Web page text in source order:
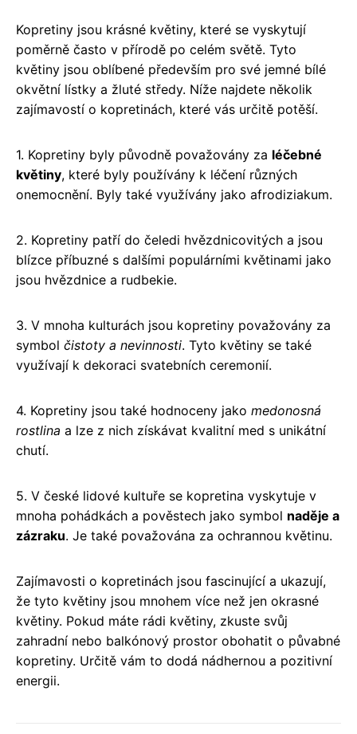
Kopretiny jsou krásné květiny, které se vyskytují
poměrně často v přírodě po celém světě. Tyto
květiny jsou oblíbené především pro své jemné bílé
okvětní lístky a žluté středy. Níže najdete několik
zajímavostí o kopretinách, které vás určitě potěší.
1. Kopretiny byly původně považovány za léčebné
květiny, které byly používány k léčení různých
onemocnění. Byly také využívány jako afrodiziakum.
2. Kopretiny patří do čeledi hvězdnicovitých a jsou
blízce příbuzné s dalšími populárními květinami jako
jsou hvězdnice a rudbekie.
3. V mnoha kulturách jsou kopretiny považovány za
symbol čistoty a nevinnosti. Tyto květiny se také
využívají k dekoraci svatebních ceremonií.
4. Kopretiny jsou také hodnoceny jako medonosná
rostlina a lze z nich získávat kvalitní med s unikátní
chutí.
5. V české lidové kultuře se kopretina vyskytuje v
mnoha pohádkách a pověstech jako symbol naděje a
zázraku. Je také považována za ochrannou květinu.
Zajímavosti o kopretinách jsou fascinující a ukazují,
že tyto květiny jsou mnohem více než jen okrasné
květiny. Pokud máte rádi květiny, zkuste svůj
zahradní nebo balkónový prostor obohatit o půvabné
kopretiny. Určitě vám to dodá nádhernou a pozitivní
energii.